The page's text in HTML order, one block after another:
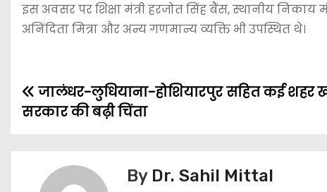
इस अवसर पर शिक्षा मंत्री हरजोत सिंह बैंस, स्थानीय निकाय
अनिंदिता मित्रा और अन्य गणमान्य व्यक्ति भी उपस्थित थे।
जालंधर-लुधियाना-होशियारपुर सहित कई शहर
सरकार की बढ़ी चिंता
By Dr. Sahil Mittal